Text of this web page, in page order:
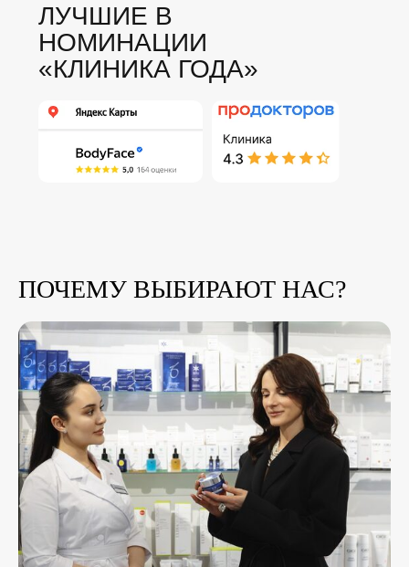
ЛУЧШИЕ В
НОМИНАЦИИ
«КЛИНИКА ГОДА»
ПОЧЕМУ ВЫБИРАЮТ НАС?